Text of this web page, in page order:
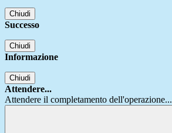
Chiudi
Successo
Chiudi
Informazione
Chiudi
Attendere...
Attendere il completamento dell'operazione...